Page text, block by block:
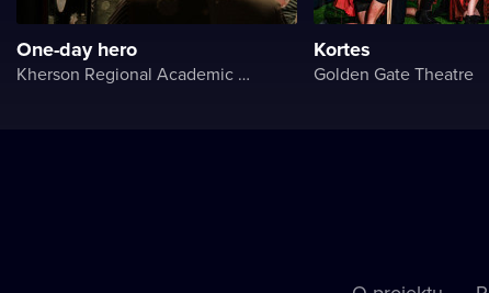
One-day hero
Kherson Regional Academic Music and Drama Theater named after Mykola Kulish
Kortes
Golden Gate Theatre